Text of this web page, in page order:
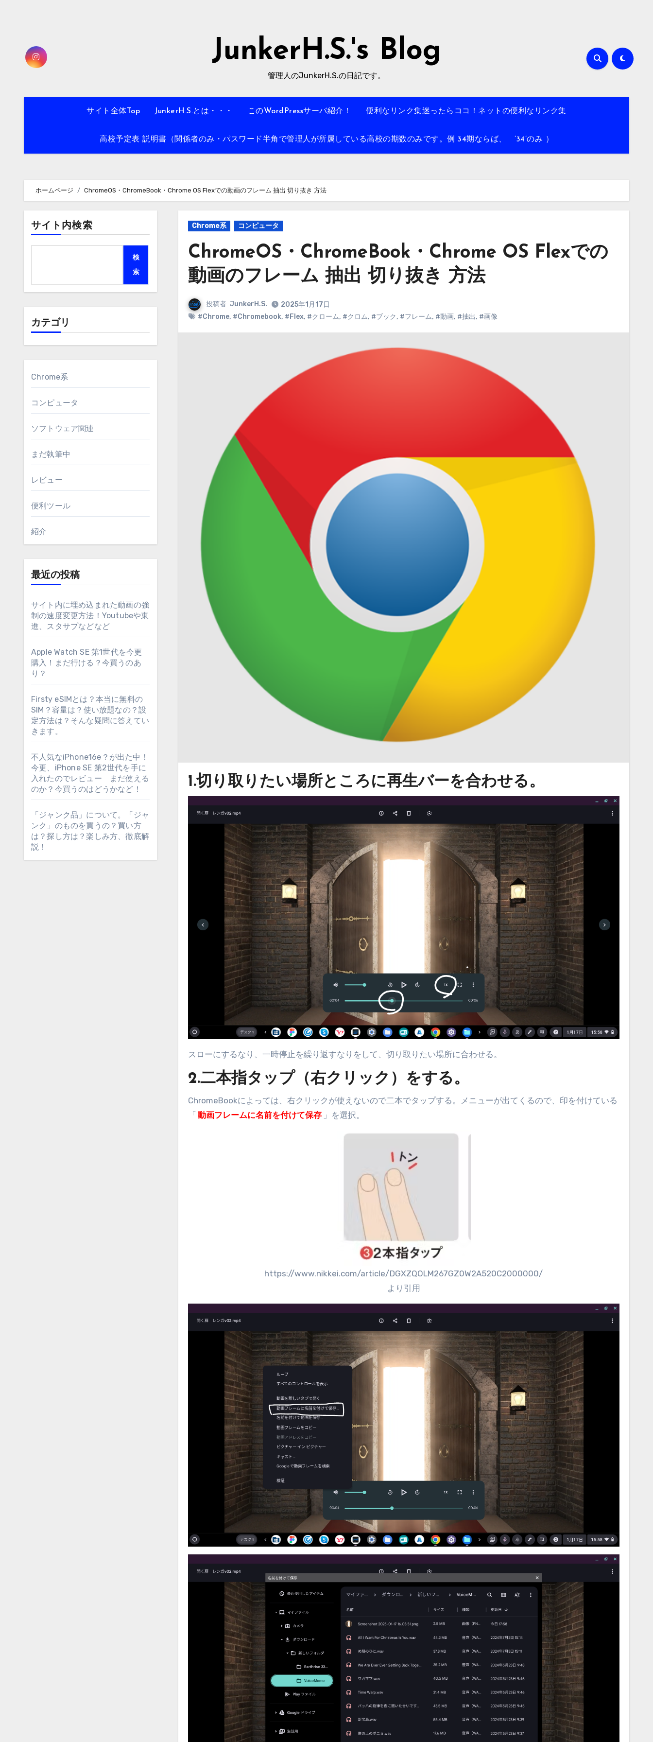
JunkerH.S.'s Blog
管理人のJunkerH.S.の日記です。
サイト全体Top JunkerH.S.とは・・・ このWordPressサーバ紹介！ 便利なリンク集迷ったらココ！ネットの便利なリンク集
高校予定表 説明書（関係者のみ・パスワード半角で管理人が所属している高校の期数のみです。例 34期ならば、 ’34’のみ ）
ホームページ ChromeOS・ChromeBook・Chrome OS Flexでの動画のフレーム 抽出 切り抜き 方法
サイト内検索
検
索
カテゴリ
Chrome系
コンピュータ
ソフトウェア関連
まだ執筆中
レビュー
便利ツール
紹介
最近の投稿
サイト内に埋め込まれた動画の強
制の速度変更方法！Youtubeや東
進、スタサプなどなど
Apple Watch SE 第1世代を今更
購入！まだ行ける？今買うのあ
り？
Firsty eSIMとは？本当に無料の
SIM？容量は？使い放題なの？設
定方法は？そんな疑問に答えてい
きます。
不人気なiPhone16e？が出た中！
今更、iPhone SE 第2世代を手に
入れたのでレビュー まだ使える
のか？今買うのはどうかなど！
「ジャンク品」について。「ジャ
ンク」のものを買うの？買い方
は？探し方は？楽しみ方、徹底解
説！
Chrome系 コンピュータ
ChromeOS・ChromeBook・Chrome OS Flexでの
動画のフレーム 抽出 切り抜き 方法
投稿者 JunkerH.S.
2025年1月17日
#Chrome, #Chromebook, #Flex, #クローム, #クロム, #ブック, #フレーム, #動画, #抽出, #画像
1.切り取りたい場所ところに再生バーを合わせる。
スローにするなり、一時停止を繰り返すなりをして、切り取りたい場所に合わせる。
2.二本指タップ（右クリック）をする。
ChromeBookによっては、右クリックが使えないので二本でタップする。メニューが出てくるので、印を付けている
「 動画フレームに名前を付けて保存 」を選択。
https://www.nikkei.com/article/DGXZQOLM267GZ0W2A520C2000000/
より引用